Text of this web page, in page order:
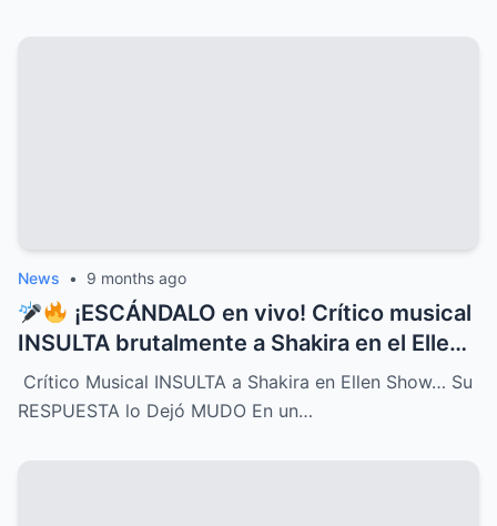
News • 9 months ago
¡ESCÁNDALO en vivo! Crítico musical
INSULTA brutalmente a Shakira en el Ellen
Show, pero la respuesta de la cantante fue
tan contundente y brillante que dejó al
Crítico Musical INSULTA a Shakira en Ellen Show… Su
RESPUESTA lo Dejó MUDO En un…